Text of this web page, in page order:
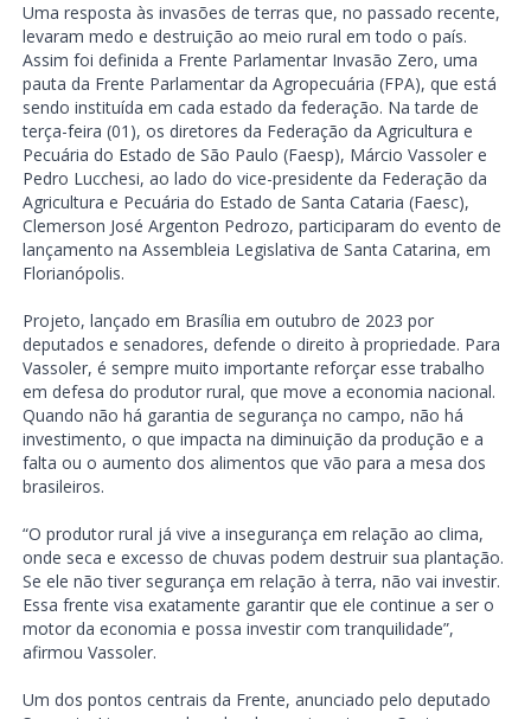
Uma resposta às invasões de terras que, no passado recente,
levaram medo e destruição ao meio rural em todo o país.
Assim foi definida a Frente Parlamentar Invasão Zero, uma
pauta da Frente Parlamentar da Agropecuária (FPA), que está
sendo instituída em cada estado da federação. Na tarde de
terça-feira (01), os diretores da Federação da Agricultura e
Pecuária do Estado de São Paulo (Faesp), Márcio Vassoler e
Pedro Lucchesi, ao lado do vice-presidente da Federação da
Agricultura e Pecuária do Estado de Santa Cataria (Faesc),
Clemerson José Argenton Pedrozo, participaram do evento de
lançamento na Assembleia Legislativa de Santa Catarina, em
Florianópolis.
Projeto, lançado em Brasília em outubro de 2023 por
deputados e senadores, defende o direito à propriedade. Para
Vassoler, é sempre muito importante reforçar esse trabalho
em defesa do produtor rural, que move a economia nacional.
Quando não há garantia de segurança no campo, não há
investimento, o que impacta na diminuição da produção e a
falta ou o aumento dos alimentos que vão para a mesa dos
brasileiros.
“O produtor rural já vive a insegurança em relação ao clima,
onde seca e excesso de chuvas podem destruir sua plantação.
Se ele não tiver segurança em relação à terra, não vai investir.
Essa frente visa exatamente garantir que ele continue a ser o
motor da economia e possa investir com tranquilidade”,
afirmou Vassoler.
Um dos pontos centrais da Frente, anunciado pelo deputado